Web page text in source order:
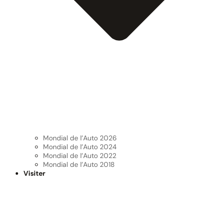
Mondial de l’Auto 2026
Mondial de l’Auto 2024
Mondial de l’Auto 2022
Mondial de l’Auto 2018
Visiter